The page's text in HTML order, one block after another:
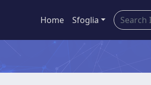
Home Sfoglia